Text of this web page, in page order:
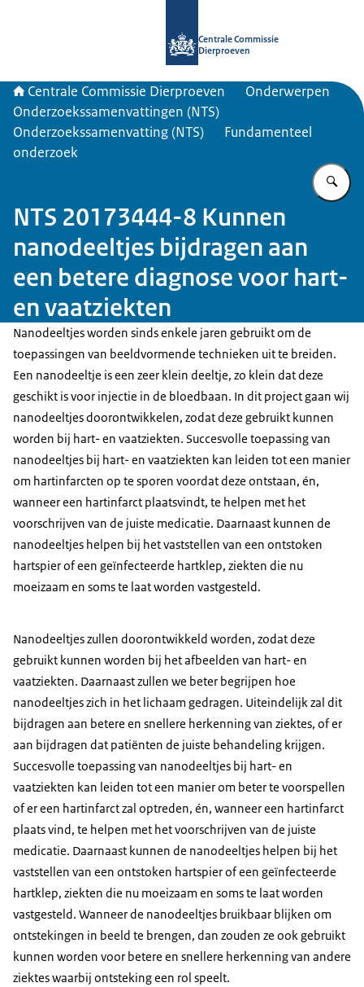
Centrale Commissie
Dierproeven
Centrale Commissie Dierproeven
Onderwerpen
Onderzoekssamenvattingen (NTS)
Onderzoekssamenvatting (NTS)
Fundamenteel
onderzoek
NTS 20173444-8 Kunnen
nanodeeltjes bijdragen aan
een betere diagnose voor hart-
en vaatziekten
Nanodeeltjes worden sinds enkele jaren gebruikt om de
toepassingen van beeldvormende technieken uit te breiden.
Een nanodeeltje is een zeer klein deeltje, zo klein dat deze
geschikt is voor injectie in de bloedbaan. In dit project gaan wij
nanodeeltjes doorontwikkelen, zodat deze gebruikt kunnen
worden bij hart- en vaatziekten. Succesvolle toepassing van
nanodeeltjes bij hart- en vaatziekten kan leiden tot een manier
om hartinfarcten op te sporen voordat deze ontstaan, én,
wanneer een hartinfarct plaatsvindt, te helpen met het
voorschrijven van de juiste medicatie. Daarnaast kunnen de
nanodeeltjes helpen bij het vaststellen van een ontstoken
hartspier of een geïnfecteerde hartklep, ziekten die nu
moeizaam en soms te laat worden vastgesteld.
Nanodeeltjes zullen doorontwikkeld worden, zodat deze
gebruikt kunnen worden bij het afbeelden van hart- en
vaatziekten. Daarnaast zullen we beter begrijpen hoe
nanodeeltjes zich in het lichaam gedragen. Uiteindelijk zal dit
bijdragen aan betere en snellere herkenning van ziektes, of er
aan bijdragen dat patiënten de juiste behandeling krijgen.
Succesvolle toepassing van nanodeeltjes bij hart- en
vaatziekten kan leiden tot een manier om beter te voorspellen
of er een hartinfarct zal optreden, én, wanneer een hartinfarct
plaats vind, te helpen met het voorschrijven van de juiste
medicatie. Daarnaast kunnen de nanodeeltjes helpen bij het
vaststellen van een ontstoken hartspier of een geïnfecteerde
hartklep, ziekten die nu moeizaam en soms te laat worden
vastgesteld. Wanneer de nanodeeltjes bruikbaar blijken om
ontstekingen in beeld te brengen, dan zouden ze ook gebruikt
kunnen worden voor betere en snellere herkenning van andere
ziektes waarbij ontsteking een rol speelt.